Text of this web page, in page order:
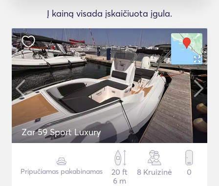
Į kainą visada įskaičiuota įgula.
Zar 59 Sport Luxury
Pripučiamas pakabinamas
20 ft
6 m
8 Kruizinė 0